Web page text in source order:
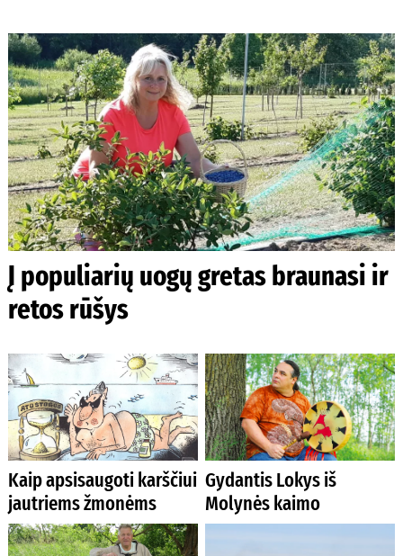
Į populiarių uogų gretas braunasi ir
retos rūšys
Kaip apsisaugoti karščiui
jautriems žmonėms
Gydantis Lokys iš
Molynės kaimo